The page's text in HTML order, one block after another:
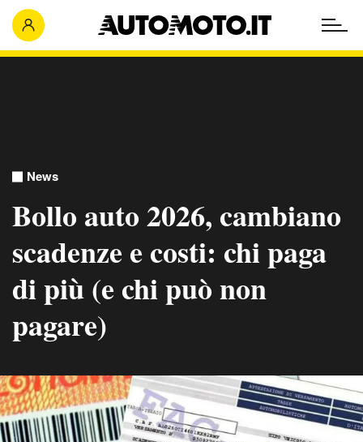
News
Bollo auto 2026, cambiano
scadenze e costi: chi paga
di più (e chi può non
pagare)